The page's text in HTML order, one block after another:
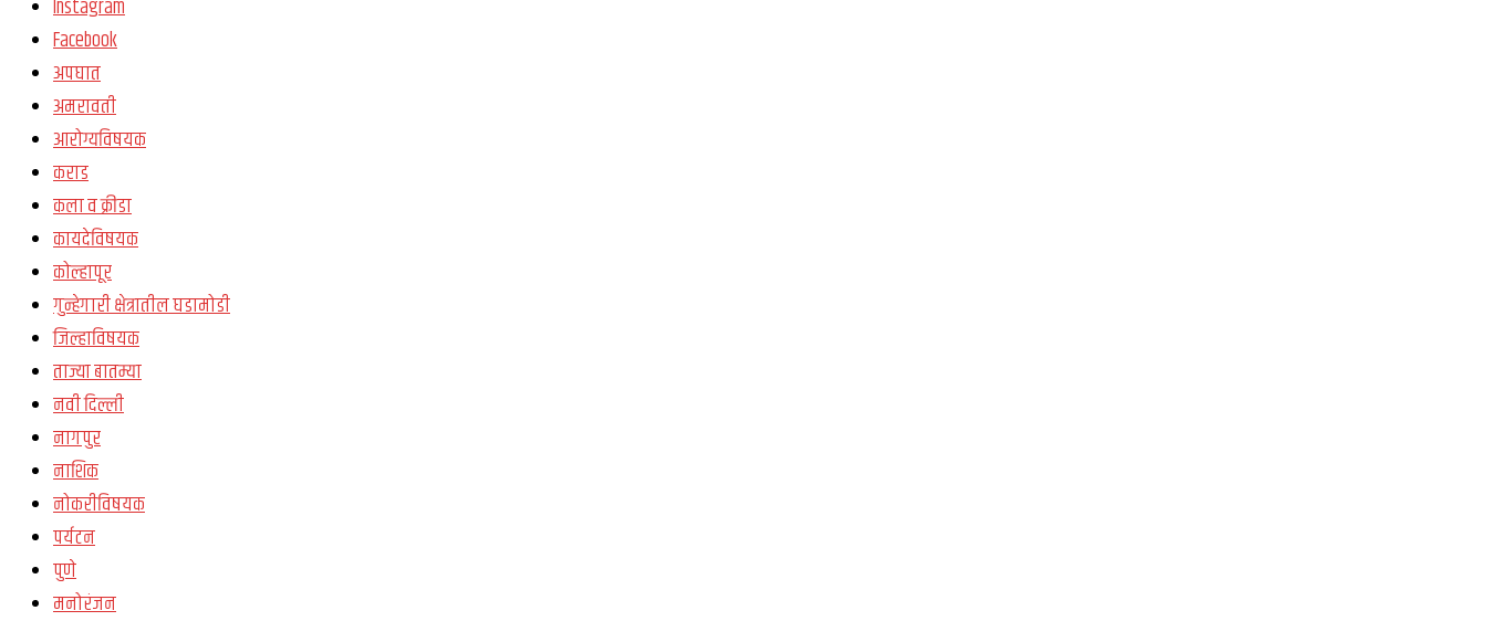
Instagram
Facebook
अपघात
अमरावती
आरोग्यविषयक
कराड
कला व क्रीडा
कायदेविषयक
कोल्हापूर
गुन्हेगारी क्षेत्रातील घडामोडी
जिल्हाविषयक
ताज्या बातम्या
नवी दिल्ली
नागपुर
नाशिक
नोकरीविषयक
पर्यटन
पुणे
मनोरंजन